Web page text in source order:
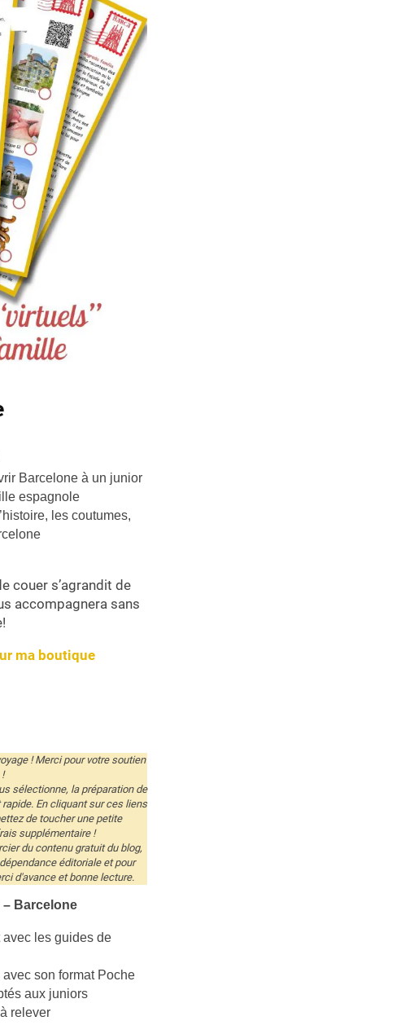
Barcelone à un junior
espagnole
les coutumes,
couer s’agrandit de
accompagnera sans
ma boutique
! Merci pour votre soutien
!
sélectionne, la préparation de
En cliquant sur ces liens
de toucher une petite
supplémentaire !
du contenu gratuit du blog,
éditoriale et pour
d'avance et bonne lecture.
Barcelone
les guides de
son format Poche
aux juniors
relever